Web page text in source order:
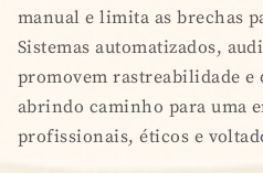
manual e limita as brechas
Sistemas automatizados,
promovem rastreabilidade
abrindo caminho para uma
profissionais, éticos e